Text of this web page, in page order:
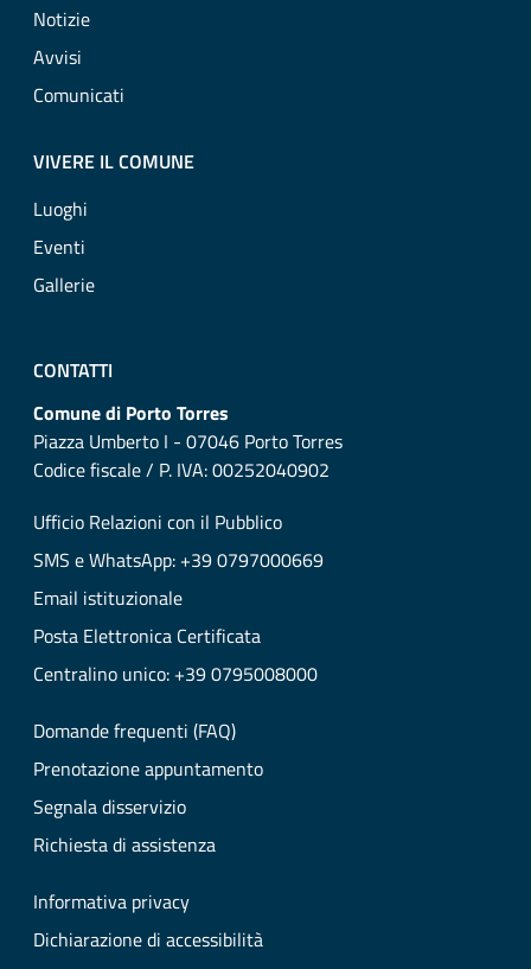
Notizie
Avvisi
Comunicati
VIVERE IL COMUNE
Luoghi
Eventi
Gallerie
CONTATTI
Comune di Porto Torres
Piazza Umberto I - 07046 Porto Torres
Codice fiscale / P. IVA: 00252040902
Ufficio Relazioni con il Pubblico
SMS e WhatsApp: +39 0797000669
Email istituzionale
Posta Elettronica Certificata
Centralino unico: +39 0795008000
Domande frequenti (FAQ)
Prenotazione appuntamento
Segnala disservizio
Richiesta di assistenza
Informativa privacy
Dichiarazione di accessibilità